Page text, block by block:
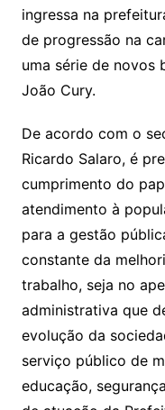
ingressa na
de progressão na
uma série de novos
João Cury.
De acordo com o
Ricardo Salaro, é
cumprimento do
atendimento à
para a gestão
constante da
trabalho, seja no
administrativa que
evolução da
serviço público de
educação,